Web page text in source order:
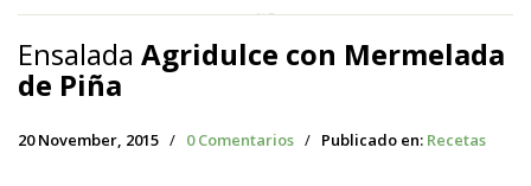
Ensalada Agridulce con Mermelada
de Piña
20 November, 2015 / 0 Comentarios / Publicado en: Recetas